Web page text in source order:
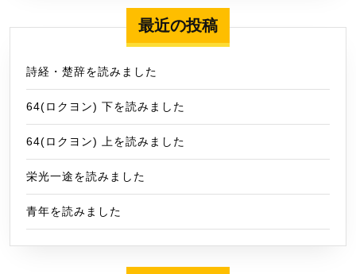
最近の投稿
詩経・楚辞を読みました
64(ロクヨン) 下を読みました
64(ロクヨン) 上を読みました
栄光一途を読みました
青年を読みました